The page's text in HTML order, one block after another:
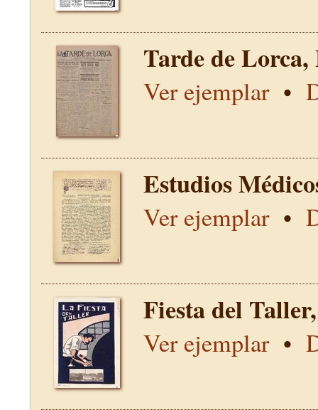
Tarde de
Ver ejemplar•
Estudios
Ver ejemplar•
Fiesta del
Ver ejemplar•